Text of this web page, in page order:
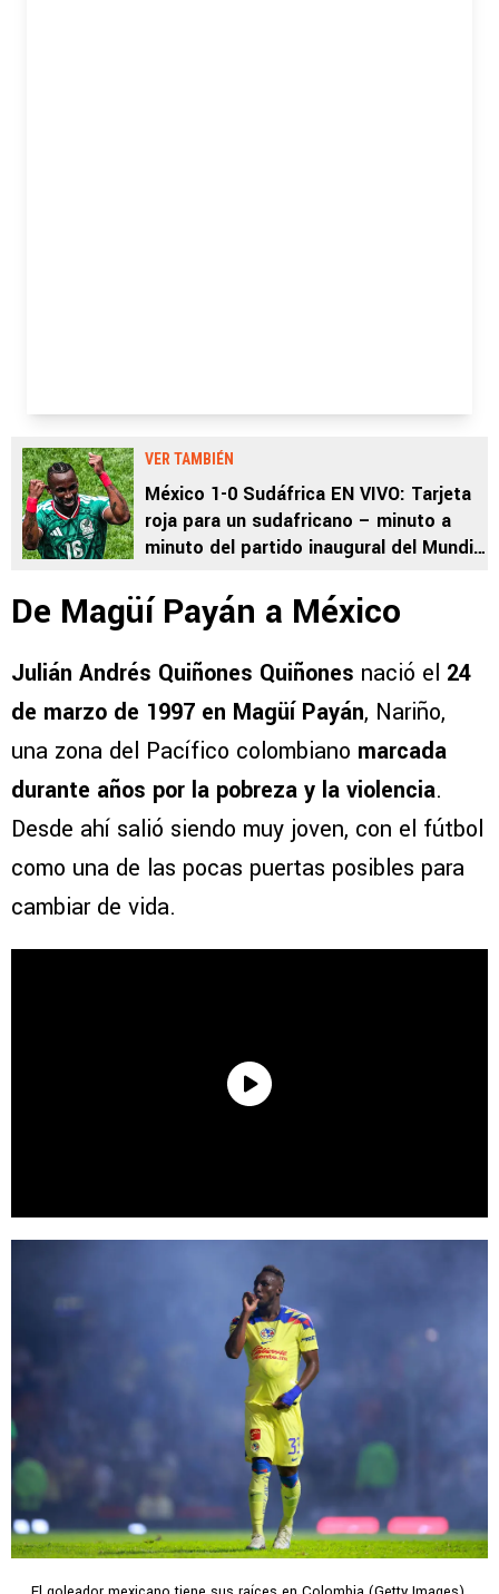
VER TAMBIÉN
México 1-0 Sudáfrica EN VIVO: Tarjeta
roja para un sudafricano – minuto a
minuto del partido inaugural del Mundial
De Magüí Payán a México
Julián Andrés Quiñones Quiñones nació el 24
de marzo de 1997 en Magüí Payán, Nariño,
una zona del Pacífico colombiano marcada
durante años por la pobreza y la violencia.
Desde ahí salió siendo muy joven, con el fútbol
como una de las pocas puertas posibles para
cambiar de vida.